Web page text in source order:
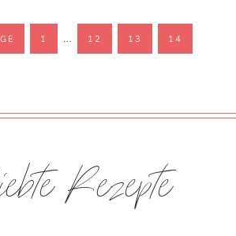
1 … 12 13 14
Rezepte